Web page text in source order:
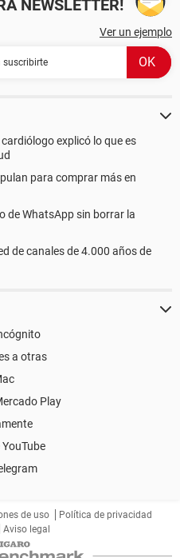
NEWSLETTER!
Ver un ejemplo
explicó lo que es
para comprar más en
de WhatsApp sin borrar la
de canales de 4.000 años de
a otras
Play
de uso
Política de privacidad
Aviso legal